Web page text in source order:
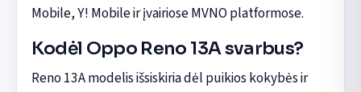
Mobile, Y! Mobile ir įvairiose MVNO platformose.
Kodėl Oppo Reno 13A svarbus?
Reno 13A modelis išsiskiria dėl puikios kokybės ir